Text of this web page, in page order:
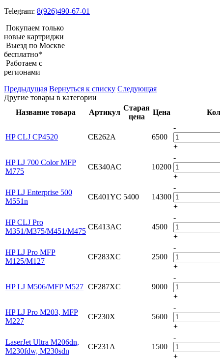
Telegram: 8(926)490-67-01
Покупаем только
новые картриджи
Выезд по Москве
бесплатно*
Работаем с
регионами
Предыдущая Вернуться к списку Следующая
Другие товары в категории
Название товара
Артикул
Старая
цена
Цена
HP CLJ CP4520 CE262A 6500
-
+
HP LJ 700 Color MFP
M775
CE340AC 10200
-
+
HP LJ Enterprise 500
M551n
CE401YC 5400 14300
-
+
HP CLJ Pro
M351/M375/M451/M475
CE413AC 4500
-
+
HP LJ Pro MFP
M125/M127
CF283XC 2500
-
+
HP LJ M506/MFP M527 CF287XC 9000
-
+
HP LJ Pro M203, MFP
M227
CF230X 5600
-
+
LaserJet Ultra M206dn,
M230fdw, M230sdn
CF231A 1500
-
+